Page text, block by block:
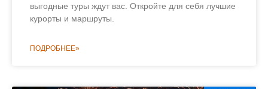
выгодные туры ждут вас. Откройте для себя лучшие
курорты и маршруты.
ПОДРОБНЕЕ»